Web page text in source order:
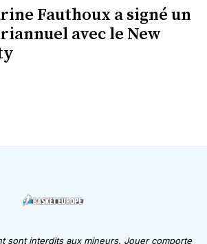
Fauthoux a signé un
avec le New
sont interdits aux mineurs. Jouer comporte